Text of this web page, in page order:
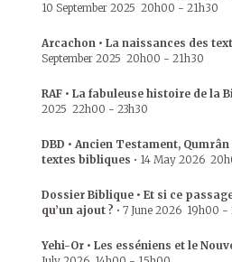
10 September 2025 20h00 - 21h30
Arcachon • La naissances des
September 2025 20h00 - 21h30
RAF • La fabuleuse histoire de la
2025 22h00 - 23h30
DBD • Ancien Testament,
textes bibliques • 14 May 2026
Dossier Biblique • Et si ce
qu’un ajout ? • 7 June 2026 19h00 -
Yehi-Or • Les esséniens et le